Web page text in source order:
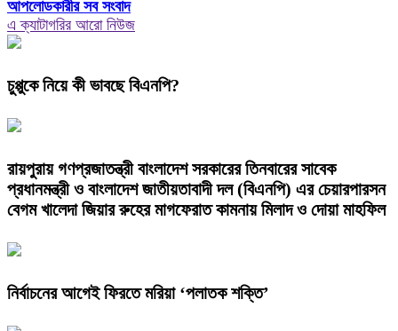
আপলোডকারীর সব সংবাদ
এ ক্যাটাগরির আরো নিউজ
চুপ্পুকে নিয়ে কী ভাবছে বিএনপি?
রায়পুরায় গণপ্রজাতন্ত্রী বাংলাদেশ সরকারের তিনবারের সাবেক
প্রধানমন্ত্রী ও বাংলাদেশ জাতীয়তাবাদী দল (বিএনপি) এর চেয়ারপারসন
বেগম খালেদা জিয়ার রুহের মাগফেরাত কামনায় মিলাদ ও দোয়া মাহফিল
নির্বাচনের আগেই ফিরতে মরিয়া ‘পলাতক শক্তি’